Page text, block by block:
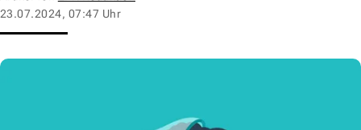
23.07.2024, 07:47 Uhr